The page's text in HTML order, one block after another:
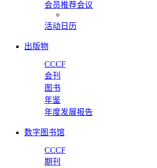
会员推荐会议
活动日历
出版物
CCCF
会刊
图书
年鉴
年度发展报告
数字图书馆
CCCF
期刊